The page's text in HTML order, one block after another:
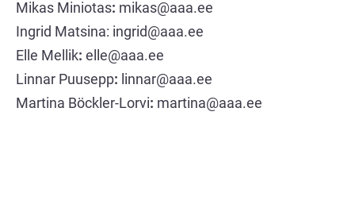
Mikas Miniotas: mikas@aaa.ee
Ingrid Matsina: ingrid@aaa.ee
Elle Mellik: elle@aaa.ee
Linnar Puusepp: linnar@aaa.ee
Martina Böckler-Lorvi: martina@aaa.ee